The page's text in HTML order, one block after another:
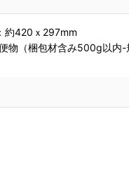
約420ｘ297mm
物（梱包材含み500g以内-